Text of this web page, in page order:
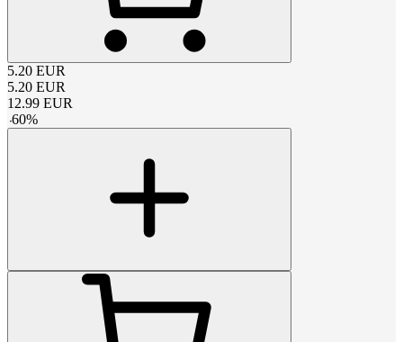
5.20 EUR
5.20 EUR
12.99 EUR
-60%